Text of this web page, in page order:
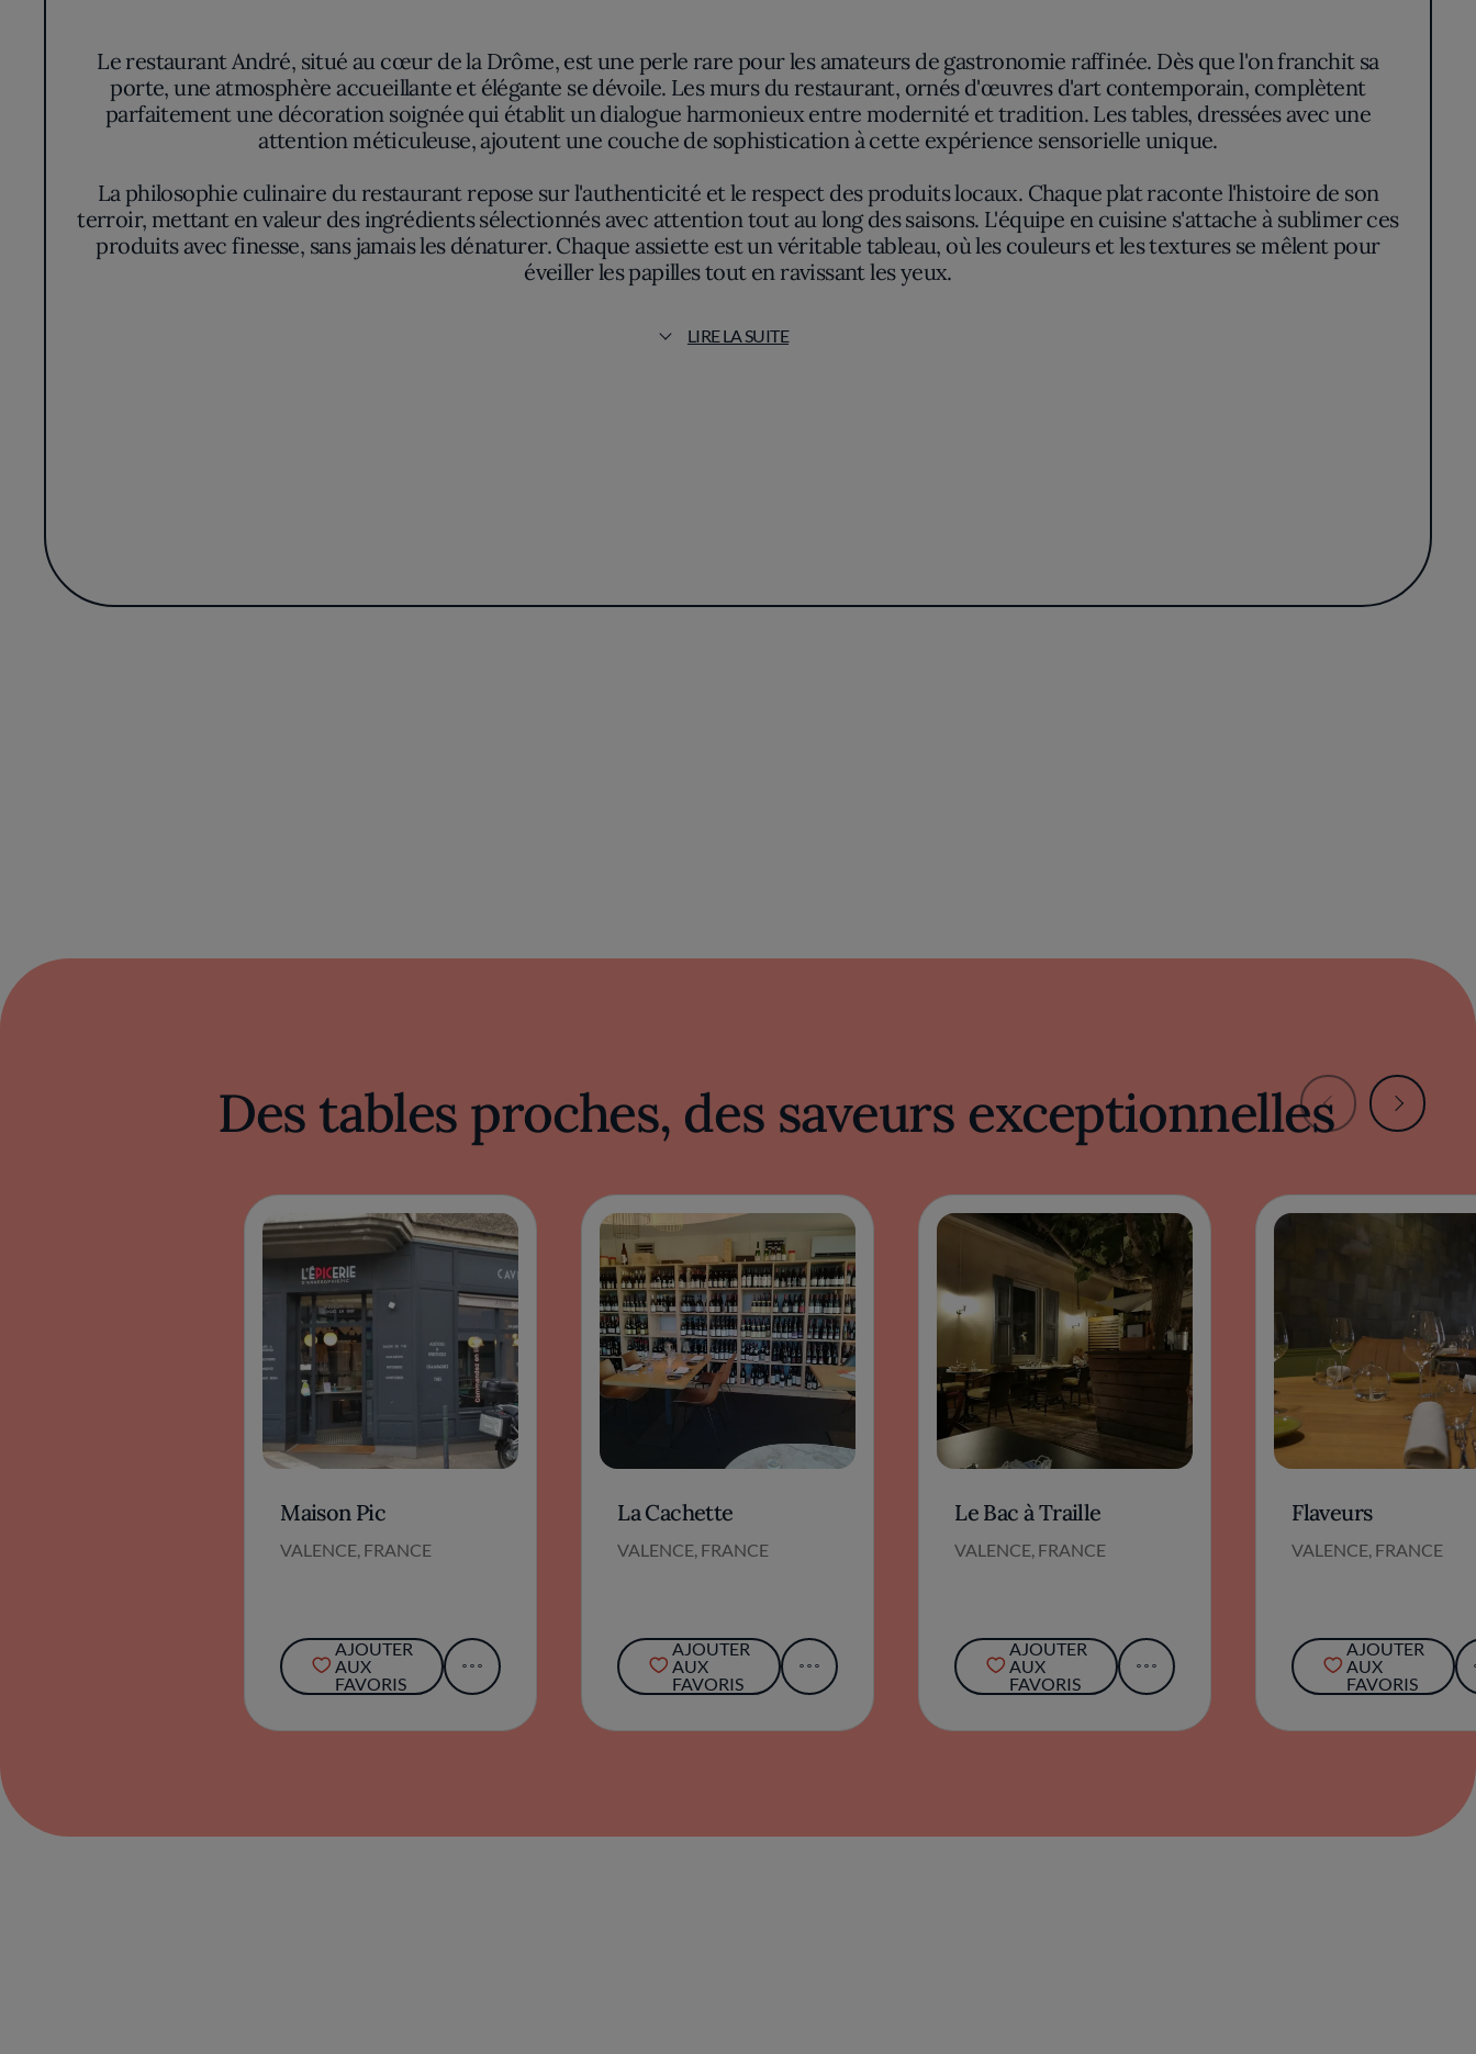
Le restaurant André, situé au cœur de la Drôme, est une perle rare pour les amateurs de gastronomie raffinée. Dès que l'on franchit sa
porte, une atmosphère accueillante et élégante se dévoile. Les murs du restaurant, ornés d'œuvres d'art contemporain, complètent
parfaitement une décoration soignée qui établit un dialogue harmonieux entre modernité et tradition. Les tables, dressées avec une
attention méticuleuse, ajoutent une couche de sophistication à cette expérience sensorielle unique.
La philosophie culinaire du restaurant repose sur l'authenticité et le respect des produits locaux. Chaque plat raconte l'histoire de son
terroir, mettant en valeur des ingrédients sélectionnés avec attention tout au long des saisons. L'équipe en cuisine s'attache à sublimer ces
produits avec finesse, sans jamais les dénaturer. Chaque assiette est un véritable tableau, où les couleurs et les textures se mêlent pour
éveiller les papilles tout en ravissant les yeux.
Les plats signature du restaurant, tels que le veau de la Drôme délicatement truffé ou le gratin dauphinois revisité, incarnent parfaitement
cette alliance entre innovation et patrimoine culinaire. Les chefs du restaurant André cherchent constamment à repousser les limites de la
LIRE LA SUITE
Des tables proches, des saveurs exceptionnelles
Maison Pic
VALENCE, FRANCE
AJOUTER
AUX
FAVORIS
La Cachette
VALENCE, FRANCE
AJOUTER
AUX
FAVORIS
Le Bac à Traille
VALENCE, FRANCE
AJOUTER
AUX
FAVORIS
Flaveurs
VALENCE, FRANCE
AJOUTER
AUX
FAVORIS